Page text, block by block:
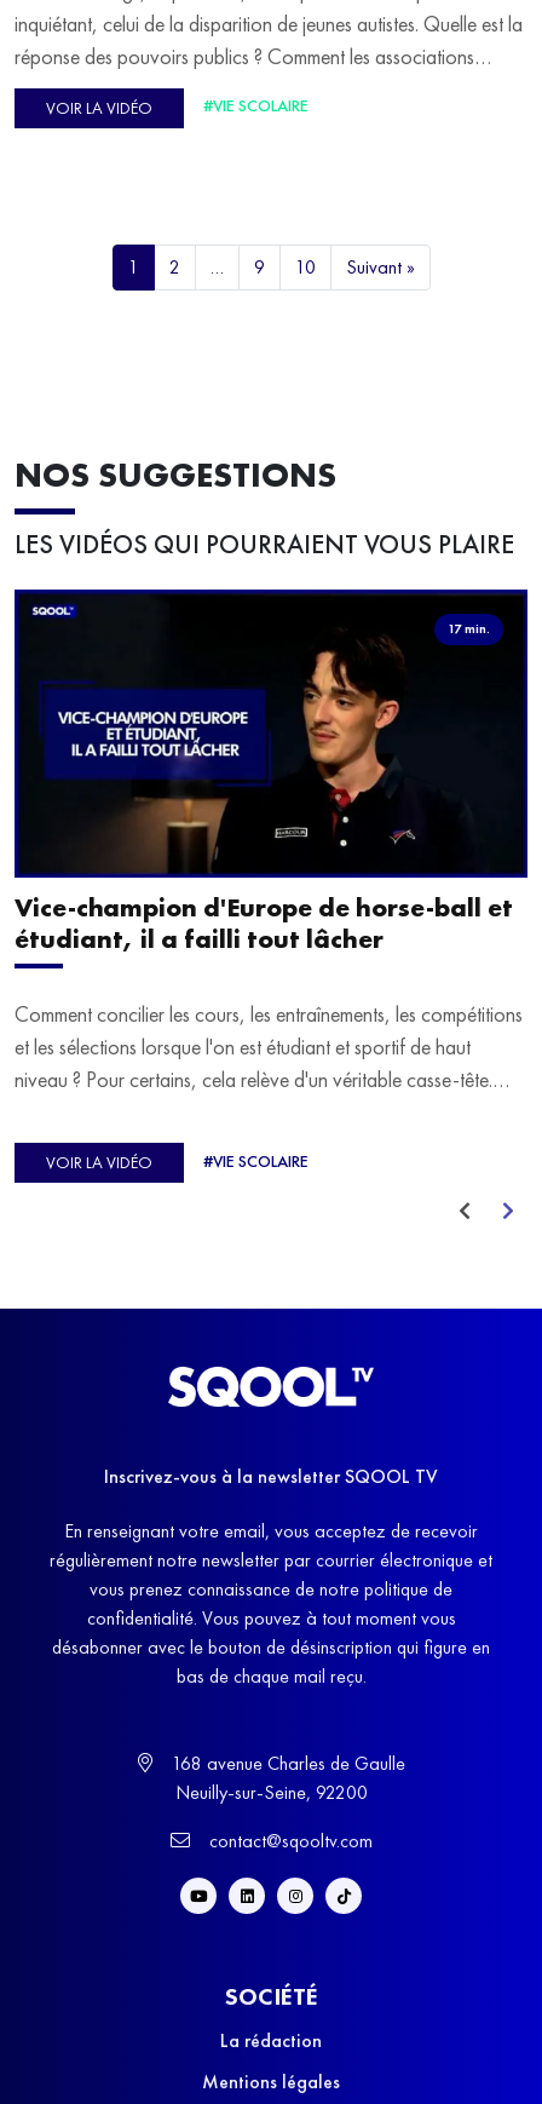
inquiétant, celui de la disparition de jeunes autistes. Quelle est la
réponse des pouvoirs publics ? Comment les associations
accompagnent-elles les familles de victimes ? Pour en parler,
Patrice Boisfer reçoit Corinne Baculard, présidente de
VOIR LA VIDÉO #VIE SCOLAIRE
1 2 … 9 10 Suivant »
NOS SUGGESTIONS
LES VIDÉOS QUI POURRAIENT VOUS PLAIRE
17 min.
Vice-champion d'Europe de horse-ball et
étudiant, il a failli tout lâcher
Comment concilier les cours, les entraînements, les compétitions
et les sélections lorsque l'on est étudiant et sportif de haut
niveau ? Pour certains, cela relève d'un véritable casse-tête.
d'Europe de Horse-ball, qui a failli abandonner ses études
avant de trouver un nouvel équilibre.
VOIR LA VIDÉO #VIE SCOLAIRE
Inscrivez-vous à la newsletter SQOOL TV
En renseignant votre email, vous acceptez de recevoir
régulièrement notre newsletter par courrier électronique et
vous prenez connaissance de notre politique de
confidentialité. Vous pouvez à tout moment vous
désabonner avec le bouton de désinscription qui figure en
bas de chaque mail reçu.
168 avenue Charles de Gaulle
Neuilly-sur-Seine, 92200
contact@sqooltv.com
SOCIÉTÉ
La rédaction
Mentions légales